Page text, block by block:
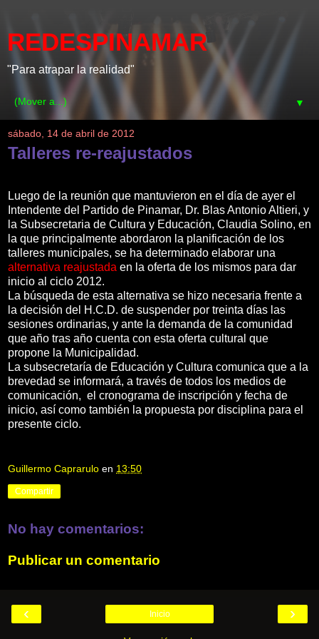
REDESPINAMAR
"Para atrapar la realidad"
▼
sábado, 14 de abril de 2012
Talleres re-reajustados
Luego de la reunión que mantuvieron en el día de ayer el
Intendente del Partido de Pinamar, Dr. Blas Antonio Altieri, y
la Subsecretaria de Cultura y Educación, Claudia Solino, en
la que principalmente abordaron la planificación de los
talleres municipales, se ha determinado elaborar una
alternativa reajustada en la oferta de los mismos para dar
inicio al ciclo 2012.
La búsqueda de esta alternativa se hizo necesaria frente a
la decisión del H.C.D. de suspender por treinta días las
sesiones ordinarias, y ante la demanda de la comunidad
que año tras año cuenta con esta oferta cultural que
propone la Municipalidad.
La subsecretaría de Educación y Cultura comunica que a la
brevedad se informará, a través de todos los medios de
comunicación, el cronograma de inscripción y fecha de
inicio, así como también la propuesta por disciplina para el
presente ciclo.
Guillermo Caprarulo en 13:50
Compartir
No hay comentarios:
Publicar un comentario
‹ ›
Inicio